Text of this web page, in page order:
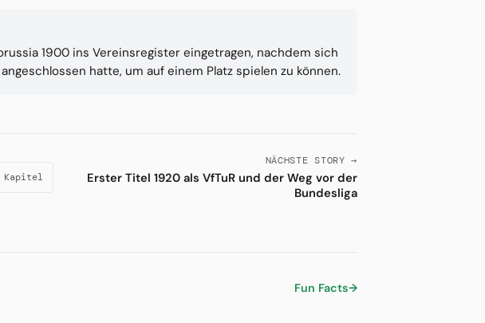
1900 ins Vereinsregister eingetragen, nachdem sich
hatte, um auf einem Platz spielen zu können.
Kapitel
NÄCHSTE STORY →
Erster Titel 1920 als VfTuR und der Weg vor der
Bundesliga
Fun Facts→